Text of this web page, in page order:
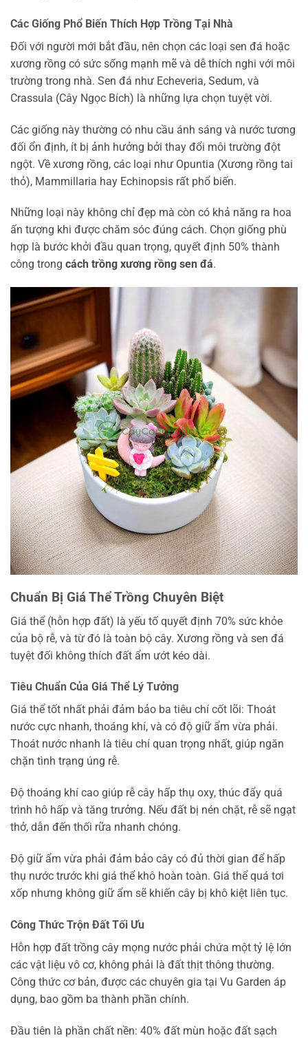
Các Giống Phổ Biến Thích Hợp Trồng Tại Nhà
Đối với người mới bắt đầu, nên chọn các loại sen đá hoặc
xương rồng có sức sống mạnh mẽ và dễ thích nghi với môi
trường trong nhà. Sen đá như Echeveria, Sedum, và
Crassula (Cây Ngọc Bích) là những lựa chọn tuyệt vời.
Các giống này thường có nhu cầu ánh sáng và nước tương
đối ổn định, ít bị ảnh hưởng bởi thay đổi môi trường đột
ngột. Về xương rồng, các loại như Opuntia (Xương rồng tai
thỏ), Mammillaria hay Echinopsis rất phổ biến.
Những loại này không chỉ đẹp mà còn có khả năng ra hoa
ấn tượng khi được chăm sóc đúng cách. Chọn giống phù
hợp là bước khởi đầu quan trọng, quyết định 50% thành
công trong cách trồng xương rồng sen đá.
Chuẩn Bị Giá Thể Trồng Chuyên Biệt
Giá thể (hỗn hợp đất) là yếu tố quyết định 70% sức khỏe
của bộ rễ, và từ đó là toàn bộ cây. Xương rồng và sen đá
tuyệt đối không thích đất ẩm ướt kéo dài.
Tiêu Chuẩn Của Giá Thể Lý Tưởng
Giá thể tốt nhất phải đảm bảo ba tiêu chí cốt lõi: Thoát
nước cực nhanh, thoáng khí, và có độ giữ ẩm vừa phải.
Thoát nước nhanh là tiêu chí quan trọng nhất, giúp ngăn
chặn tình trạng úng rễ.
Độ thoáng khí cao giúp rễ cây hấp thụ oxy, thúc đẩy quá
trình hô hấp và tăng trưởng. Nếu đất bị nén chặt, rễ sẽ ngạt
thở, dẫn đến thối rữa nhanh chóng.
Độ giữ ẩm vừa phải đảm bảo cây có đủ thời gian để hấp
thụ nước trước khi giá thể khô hoàn toàn. Giá thể quá tơi
xốp nhưng không giữ ẩm sẽ khiến cây bị khô kiệt liên tục.
Công Thức Trộn Đất Tối Ưu
Hỗn hợp đất trồng cây mọng nước phải chứa một tỷ lệ lớn
các vật liệu vô cơ, không phải là đất thịt thông thường.
Công thức cơ bản, được các chuyên gia tại Vu Garden áp
dụng, bao gồm ba thành phần chính.
Đầu tiên là phần chất nền: 40% đất mùn hoặc đất sạch